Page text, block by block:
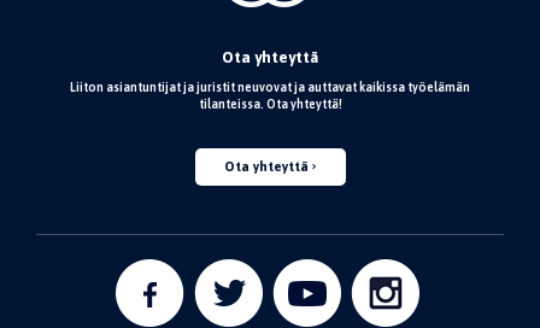
Ota yhteyttä
Liiton asiantuntijat ja juristit neuvovat ja auttavat kaikissa työelämän
tilanteissa. Ota yhteyttä!
Ota yhteyttä